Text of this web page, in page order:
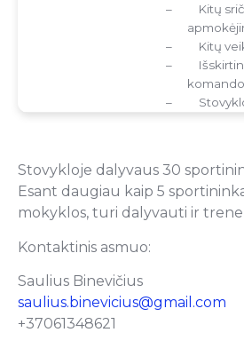
–
Kitų
–
Kitų
–
–
Stovykloje dalyvaus 30
Esant daugiau kaip 5
mokyklos, turi dalyvauti ir
Kontaktinis asmuo:
Saulius Binevičius
saulius.binevicius@gmail.com
+37061348621